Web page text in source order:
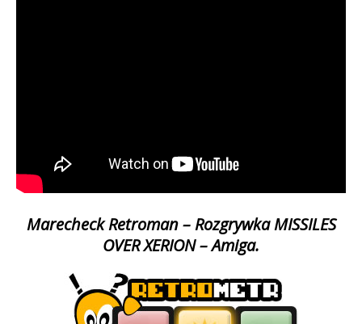
Marecheck Retroman – Rozgrywka MISSILES
OVER XERION– Amiga.